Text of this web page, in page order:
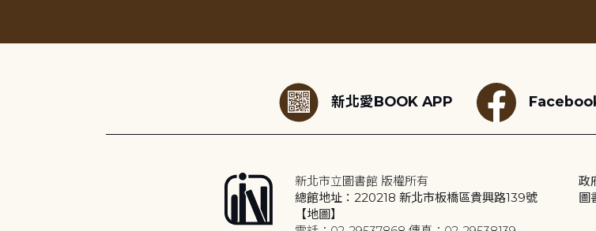
新北愛BOOK APP
新北市立圖書館 版權所有
總館地址：220218 新北市板橋區貴興路139號
【地圖】
政
圖